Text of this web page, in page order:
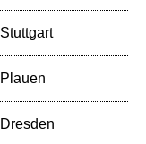
Stuttgart
Plauen
Dresden